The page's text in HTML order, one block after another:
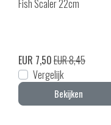
Fish Scaler 22cm
EUR 7,50EUR 8,45
Vergelijk
Bekijken